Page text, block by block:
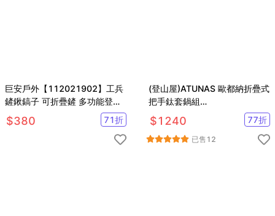
巨安戶外【112021902】工兵
鏟鍬鎬子 可折疊鏟 多功能登山
野營便攜式大鏟
$380 71折
(登山屋)ATUNAS 歐都納折疊式
把手鈦套鍋組
(800ML+400ML)A2ACBB11N
$1240 77折
已售 12